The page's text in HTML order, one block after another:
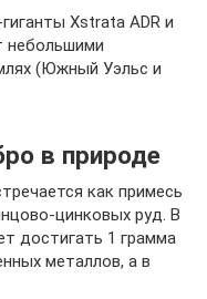
Xstrata ADR и
небольшими
(Южный Уэльс и
в природе
как примесь
цинковых руд. В
достигать 1 грамма
металлов, а в